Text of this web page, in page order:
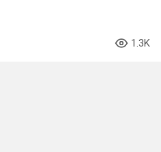
1.3K